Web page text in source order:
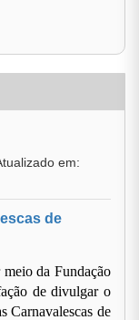
em:
de
da Fundação
de divulgar o
Carnavalescas de